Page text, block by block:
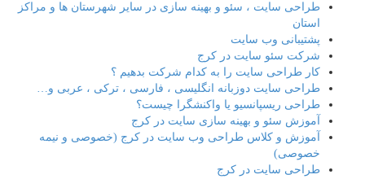
طراحی سایت ، سئو و بهینه سازی در سایر شهرستان ها و مراکز
استان
پشتیبانی وب سایت
شرکت سئو سایت در کرج
کار طراحی سایت را به کدام شرکت بدهیم ؟
طراحی سایت دوزبانه انگلیسی ، فارسی ، ترکی ، عربی و…
طراحی ریسپانسیو یا واکنشگرا چیست؟
آموزش سئو و بهینه سازی سایت در کرج
آموزش و کلاس طراحی وب سایت در کرج (خصوصی و نیمه
خصوصی)
طراحی سایت در کرج